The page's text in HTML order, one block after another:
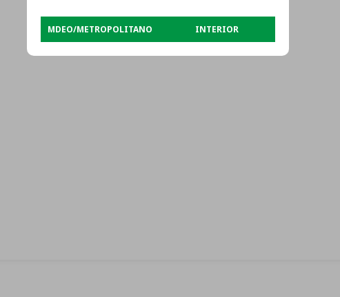
MDEO/METROPOLITANO INTERIOR